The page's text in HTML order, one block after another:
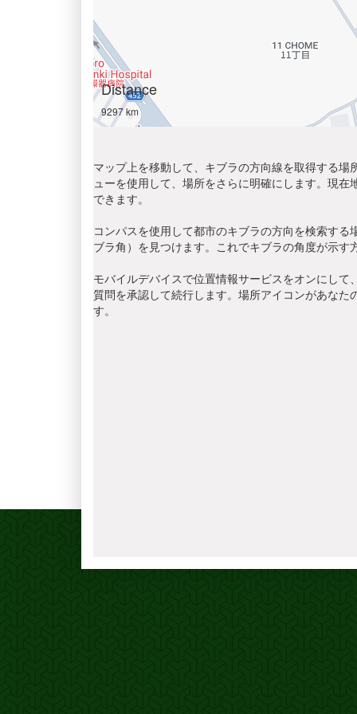
Distance
9297 km
マップ上を移動して、キブラの方向線を取得する
ューを使用して、場所をさらに明確にします。現
できます。
コンパスを使用して都市のキブラの方向を検索す
ブラ角）を見つけます。これでキブラの角度が示す
モバイルデバイスで位置情報サービスをオンにし
質問を承認して続行します。場所アイコンがあな
す。